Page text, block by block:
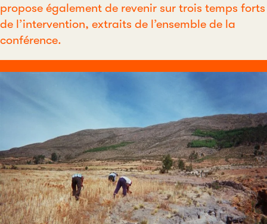
propose également de revenir sur trois temps forts
de l’intervention, extraits de l’ensemble de la
conférence.